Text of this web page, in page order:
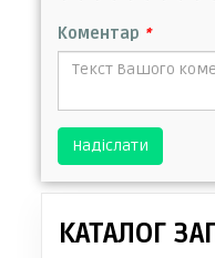
Коментар *
Надіслати
КАТАЛОГ